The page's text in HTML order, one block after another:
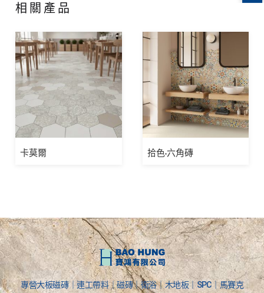
相關產品
卡莫爾 拾色-六角磚
專營大板磁磚｜連工帶料｜磁磚｜衛浴｜木地板｜SPC｜馬賽克